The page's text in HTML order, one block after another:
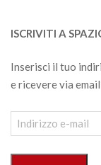
ISCRIVITI A
Inserisci il tuo
e ricevere via
Indirizzo
e-